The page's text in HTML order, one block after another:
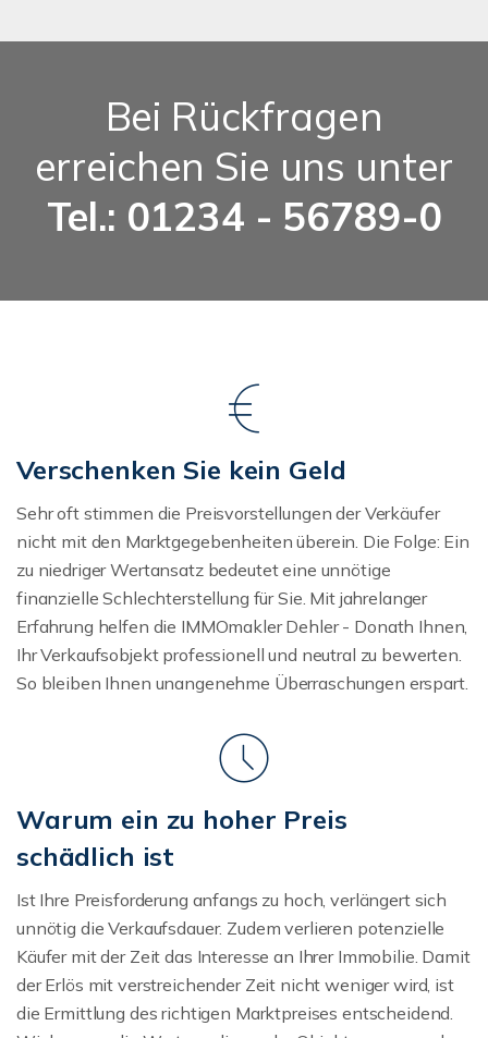
Bei Rückfragen
erreichen Sie uns unter
Tel.: 01234 - 56789-0
Verschenken Sie kein Geld
Sehr oft stimmen die Preisvorstellungen der Verkäufer
nicht mit den Marktgegebenheiten überein. Die Folge: Ein
zu niedriger Wertansatz bedeutet eine unnötige
finanzielle Schlechterstellung für Sie. Mit jahrelanger
Erfahrung helfen die IMMOmakler Dehler - Donath Ihnen,
Ihr Verkaufsobjekt professionell und neutral zu bewerten.
So bleiben Ihnen unangenehme Überraschungen erspart.
Warum ein zu hoher Preis
schädlich ist
Ist Ihre Preisforderung anfangs zu hoch, verlängert sich
unnötig die Verkaufsdauer. Zudem verlieren potenzielle
Käufer mit der Zeit das Interesse an Ihrer Immobilie. Damit
der Erlös mit verstreichender Zeit nicht weniger wird, ist
die Ermittlung des richtigen Marktpreises entscheidend.